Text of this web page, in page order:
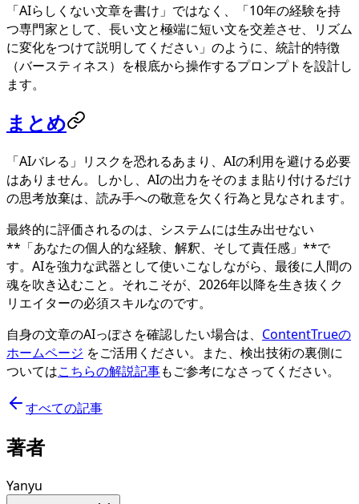
「AIらしくない文章を書け」ではなく、「10年の経験を持
つ専門家として、長い文と極端に短い文を交差させ、リズム
に変化をつけて説明してください」のように、統計的特徴
（バースティネス）を根底から操作するプロンプトを設計し
ます。
まとめ
「AIバレる」リスクを恐れるあまり、AIの利用を避ける必要
はありません。しかし、AIの出力をそのまま貼り付けるだけ
の思考放棄は、読み手への敬意を欠く行為と見なされます。
最終的に評価されるのは、システムには生み出せない
**「あなたの個人的な経験、解釈、そして責任感」**で
す。AIを強力な武器として使いこなしながら、最後に人間の
魂を吹き込むこと。それこそが、2026年以降を生き抜くク
リエイターの必須スキルなのです。
自身の文章のAIっぽさを確認したい場合は、 ContentTrueの
ホームページ をご活用ください。また、検出技術の裏側に
ついてはこちらの解説記事もご参考になさってください。
すべての記事
著者
Yanyu